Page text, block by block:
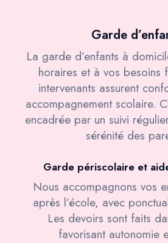
Garde
La garde d’enfants à
horaires et à vos besoins
intervenants assurent
accompagnement scolaire.
encadrée par un suivi
sérénité des
Garde périscolaire et
Nous accompagnons vos
après l’école, avec
Les devoirs sont faits
favorisant autonomie